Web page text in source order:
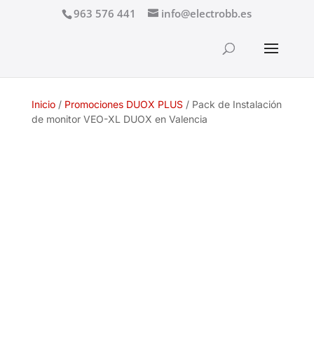
963 576 441 info@electrobb.es
Inicio/ Promociones DUOX PLUS/ Pack de Instalación
de monitor VEO-XL DUOX en Valencia